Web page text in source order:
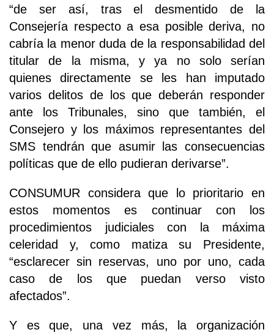
“de ser así, tras el desmentido de la
Consejería respecto a esa posible deriva, no
cabría la menor duda de la responsabilidad del
titular de la misma, y ya no solo serían
quienes directamente se les han imputado
varios delitos de los que deberán responder
ante los Tribunales, sino que también, el
Consejero y los máximos representantes del
SMS tendrán que asumir las consecuencias
políticas que de ello pudieran derivarse”.
CONSUMUR considera que lo prioritario en
estos momentos es continuar con los
procedimientos judiciales con la máxima
celeridad y, como matiza su Presidente,
“esclarecer sin reservas, uno por uno, cada
caso de los que puedan verso visto
afectados”.
Y es que, una vez más, la organización